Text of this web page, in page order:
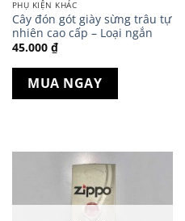
PHỤ KIỆN KHÁC
Cây đón gót giày sừng trâu tự
nhiên cao cấp – Loại ngắn
45.000 ₫
MUA NGAY